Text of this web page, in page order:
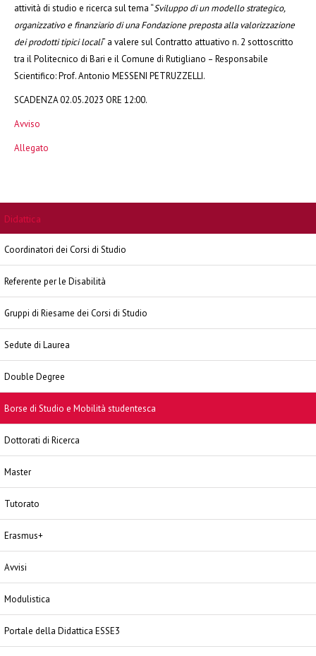
attività di studio e ricerca sul tema “Sviluppo di un modello strategico,
organizzativo e finanziario di una Fondazione preposta alla valorizzazione
dei prodotti tipici locali” a valere sul Contratto attuativo n. 2 sottoscritto
tra il Politecnico di Bari e il Comune di Rutigliano – Responsabile
Scientifico: Prof. Antonio MESSENI PETRUZZELLI.
SCADENZA 02.05.2023 ORE 12:00.
Avviso
Allegato
Didattica
Coordinatori dei Corsi di Studio
Referente per le Disabilità
Gruppi di Riesame dei Corsi di Studio
Sedute di Laurea
Double Degree
Borse di Studio e Mobilità studentesca
Dottorati di Ricerca
Master
Tutorato
Erasmus+
Avvisi
Modulistica
Portale della Didattica ESSE3